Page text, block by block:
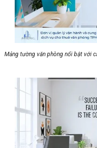
Mảng tường văn phòng nổi bật với